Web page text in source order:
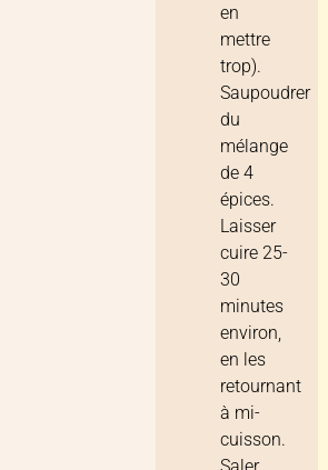
en
mettre
trop).
Saupoudrer
du
mélange
de 4
épices.
Laisser
cuire 25-
30
minutes
environ,
en les
retournant
à mi-
cuisson.